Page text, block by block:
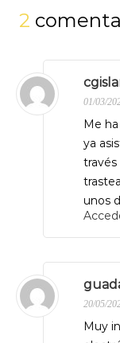
2
01/03/
Me
ya
través
unos
20/05/
Muy